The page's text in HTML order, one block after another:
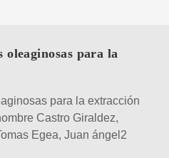
para la
para la extracción
Castro Giraldez,
Egea, Juan ángel2